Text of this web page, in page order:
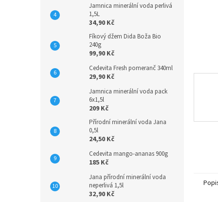
Jamnica minerální voda perlivá
1,5L
34,90 Kč
Fíkový džem Dida Boža Bio
240g
99,90 Kč
Cedevita Fresh pomeranč 340ml
29,90 Kč
Jamnica minerální voda pack
6x1,5l
209 Kč
Přírodní minerální voda Jana
0,5l
24,50 Kč
Cedevita mango-ananas 900g
185 Kč
Jana přírodní minerální voda
neperlivá 1,5l
32,90 Kč